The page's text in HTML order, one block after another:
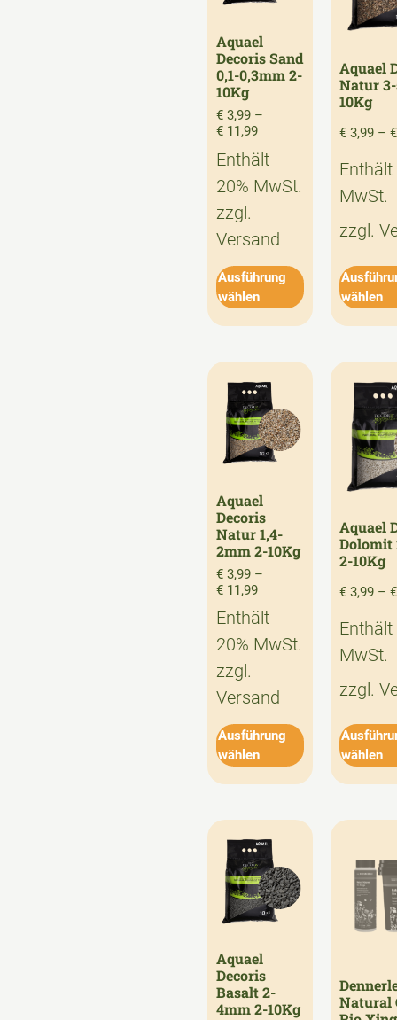
Aquael
Decoris Sand
0,1-0,3mm 2-
10Kg
€ 3,99 –
€ 11,99
Enthält
20% MwSt.
zzgl.
Versand
Ausführung
wählen
Aquael
Natur
10Kg
€ 3,99 – €
Enthält
MwSt.
zzgl.
wählen
Aquael
Decoris
Natur 1,4-
2mm 2-10Kg
€ 3,99 –
€ 11,99
Enthält
20% MwSt.
zzgl.
Versand
Ausführung
wählen
Aquael
Dolomit
2-10Kg
€ 3,99 – €
Enthält
MwSt.
zzgl.
wählen
Aquael
Decoris
Basalt 2-
4mm 2-10Kg
Natural